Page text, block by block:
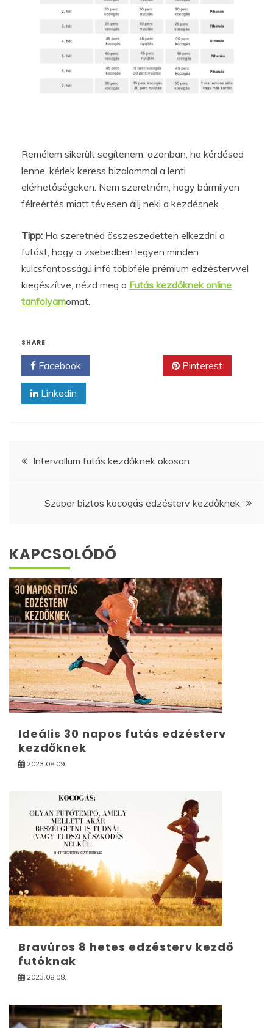
Remélem sikerült segítenem, azonban, ha kérdésed
lenne, kérlek keress bizalommal a lenti
elérhetőségeken. Nem szeretném, hogy bármilyen
félreértés miatt tévesen állj neki a kezdésnek.
Tipp: Ha szeretnéd összeszedetten elkezdni a
futást, hogy a zsebedben legyen minden
kulcsfontosságú infó többféle prémium edzéstervvel
kiegészítve, nézd meg a Futás kezdőknek online
tanfolyamomat.
SHARE
Facebook Pinterest
Linkedin
Bejegyzés
Intervallum futás kezdőknek okosan
Szuper biztos kocogás edzésterv kezdőknek
KAPCSOLÓDÓ
Ideális 30 napos futás edzésterv
kezdőknek
2023.08.09.
Bravúros 8 hetes edzésterv kezdő
futóknak
2023.08.08.